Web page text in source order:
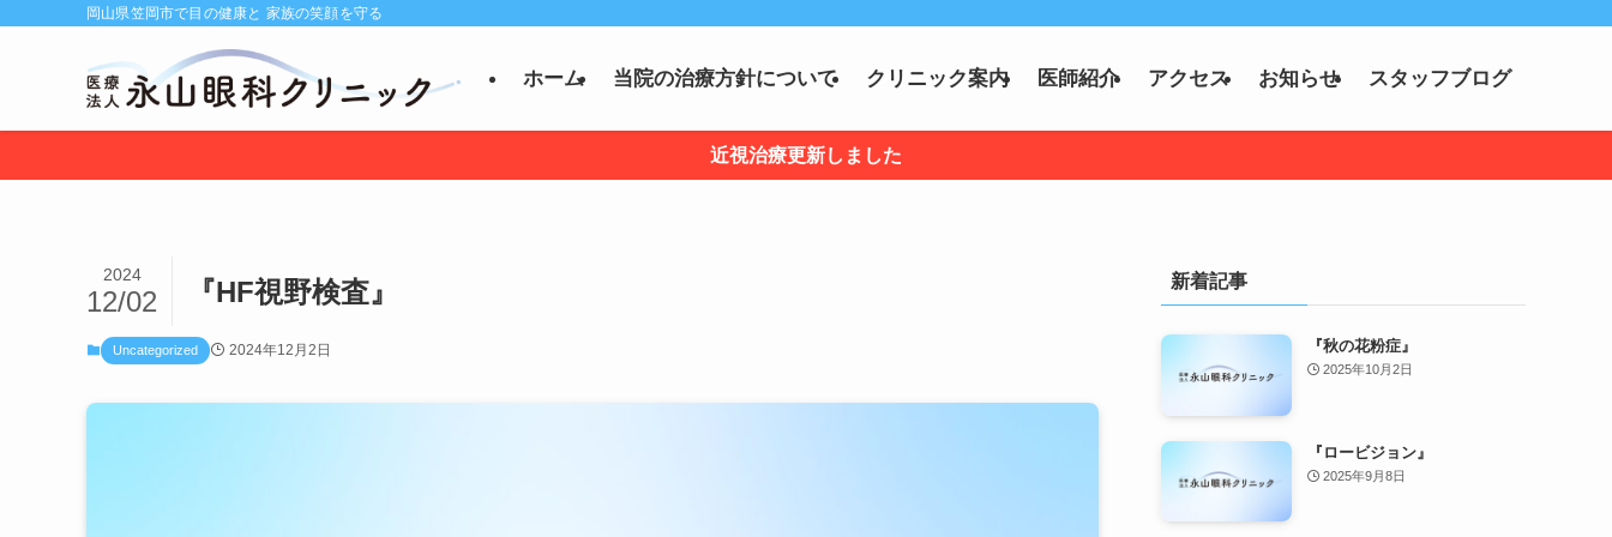
岡山県笠岡市で目の健康と 家族の笑顔を守る
ホーム 当院の治療方針について クリニック案内 医師紹介 アクセス お知らせ スタッフブログ
近視治療更新しました
『HF視野検査』
2024
12/02
Uncategorized 2024年12月2日
新着記事
『秋の花粉症』
2025年10月2日
『ロービジョン』
2025年9月8日